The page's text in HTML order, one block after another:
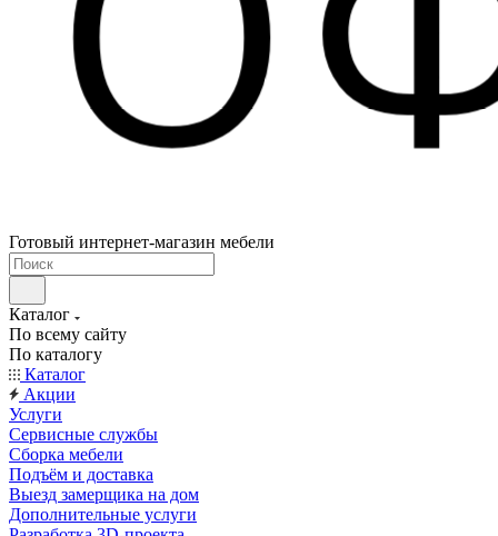
Готовый интернет-магазин мебели
Каталог
По всему сайту
По каталогу
Каталог
Акции
Услуги
Сервисные службы
Сборка мебели
Подъём и доставка
Выезд замерщика на дом
Дополнительные услуги